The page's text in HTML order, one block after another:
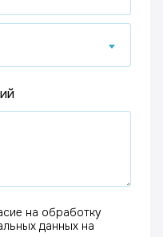
на обработку
данных на